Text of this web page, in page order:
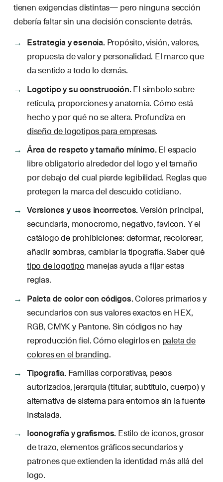
tienen exigencias distintas— pero ninguna sección
debería faltar sin una decisión consciente detrás.
Estrategia y esencia.Propósito, visión, valores,
propuesta de valor y personalidad. El marco que
da sentido a todo lo demás.
Logotipo y su construcción.El símbolo sobre
retícula, proporciones y anatomía. Cómo está
hecho y por qué no se altera. Profundiza en
diseño de logotipos para empresas.
Área de respeto y tamaño mínimo.El espacio
libre obligatorio alrededor del logo y el tamaño
por debajo del cual pierde legibilidad. Reglas que
protegen la marca del descuido cotidiano.
Versiones y usos incorrectos.Versión principal,
secundaria, monocromo, negativo, favicon. Y el
catálogo de prohibiciones: deformar, recolorear,
añadir sombras, cambiar la tipografía. Saber qué
tipo de logotipo manejas ayuda a fijar estas
reglas.
Paleta de color con códigos.Colores primarios y
secundarios con sus valores exactos en HEX,
RGB, CMYK y Pantone. Sin códigos no hay
reproducción fiel. Cómo elegirlos en paleta de
colores en el branding.
Tipografía.Familias corporativas, pesos
autorizados, jerarquía (titular, subtítulo, cuerpo) y
alternativa de sistema para entornos sin la fuente
instalada.
Iconografía y grafismos.Estilo de iconos, grosor
de trazo, elementos gráficos secundarios y
patrones que extienden la identidad más allá del
logo.